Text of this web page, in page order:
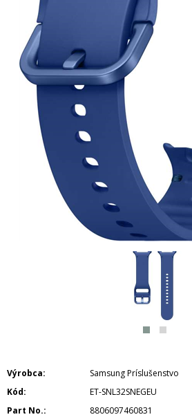
Výrobca
Samsung Príslušenstvo
Kód
ET-SNL32SNEGEU
Part No.
8806097460831